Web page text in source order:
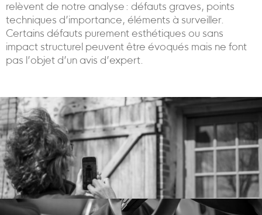
relèvent de notre analyse : défauts graves, points
techniques d’importance, éléments à surveiller.
Certains défauts purement esthétiques ou sans
impact structurel peuvent être évoqués mais ne font
pas l’objet d’un avis d’expert.